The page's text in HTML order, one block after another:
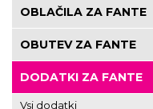
OBLAČILA ZA FANTE
OBUTEV ZA FANTE
DODATKI ZA FANTE
Vsi dodatki